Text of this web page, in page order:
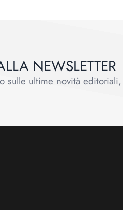
NEWSLETTER
sulle ultime novità